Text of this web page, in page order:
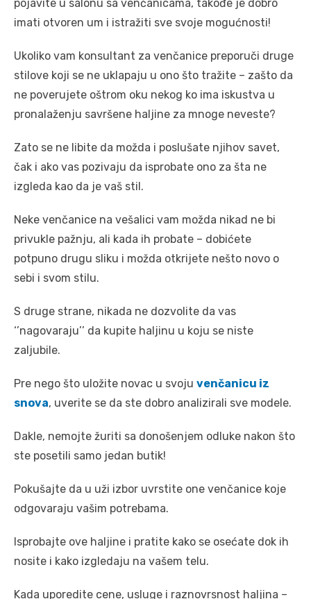
pojavite u salonu sa venčanicama, takođe je dobro
imati otvoren um i istražiti sve svoje mogućnosti!
Ukoliko vam konsultant za venčanice preporuči druge
stilove koji se ne uklapaju u ono što tražite – zašto da
ne poverujete oštrom oku nekog ko ima iskustva u
pronalaženju savršene haljine za mnoge neveste?
Zato se ne libite da možda i poslušate njihov savet,
čak i ako vas pozivaju da isprobate ono za šta ne
izgleda kao da je vaš stil.
Neke venčanice na vešalici vam možda nikad ne bi
privukle pažnju, ali kada ih probate – dobićete
potpuno drugu sliku i možda otkrijete nešto novo o
sebi i svom stilu.
S druge strane, nikada ne dozvolite da vas
‘’nagovaraju’’ da kupite haljinu u koju se niste
zaljubile.
Pre nego što uložite novac u svoju venčanicu iz
snova, uverite se da ste dobro analizirali sve modele.
Dakle, nemojte žuriti sa donošenjem odluke nakon što
ste posetili samo jedan butik!
Pokušajte da u uži izbor uvrstite one venčanice koje
odgovaraju vašim potrebama.
Isprobajte ove haljine i pratite kako se osećate dok ih
nosite i kako izgledaju na vašem telu.
Kada uporedite cene, usluge i raznovrsnost haljina –